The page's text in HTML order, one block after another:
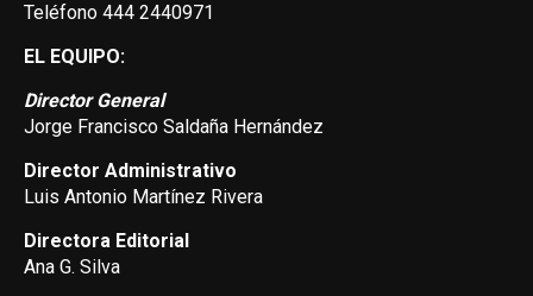
Teléfono 444 2440971
EL EQUIPO:
Director General
Jorge Francisco Saldaña Hernández
Director Administrativo
Luis Antonio Martínez Rivera
Directora Editorial
Ana G. Silva